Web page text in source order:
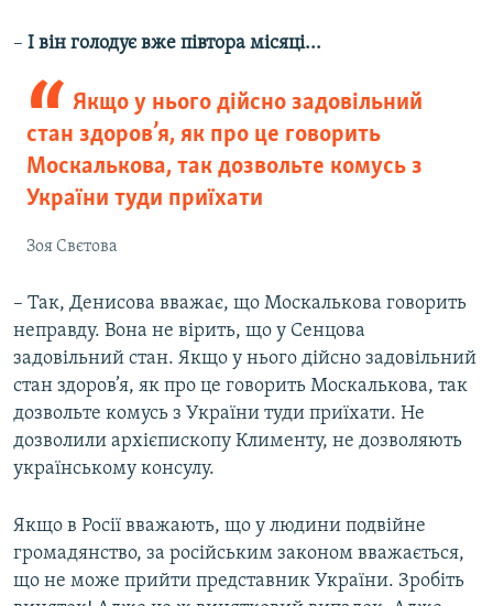
– І він голодує вже півтора місяці...
Якщо у нього дійсно задовільний
стан здоров’я, як про це говорить
Москалькова, так дозвольте комусь з
України туди приїхати
Зоя Свєтова
– Так, Денисова вважає, що Москалькова говорить
неправду. Вона не вірить, що у Сенцова
задовільний стан. Якщо у нього дійсно задовільний
стан здоров’я, як про це говорить Москалькова, так
дозвольте комусь з України туди приїхати. Не
дозволили архієпископу Клименту, не дозволяють
українському консулу.
Якщо в Росії вважають, що у людини подвійне
громадянство, за російським законом вважається,
що не може прийти представник України. Зробіть